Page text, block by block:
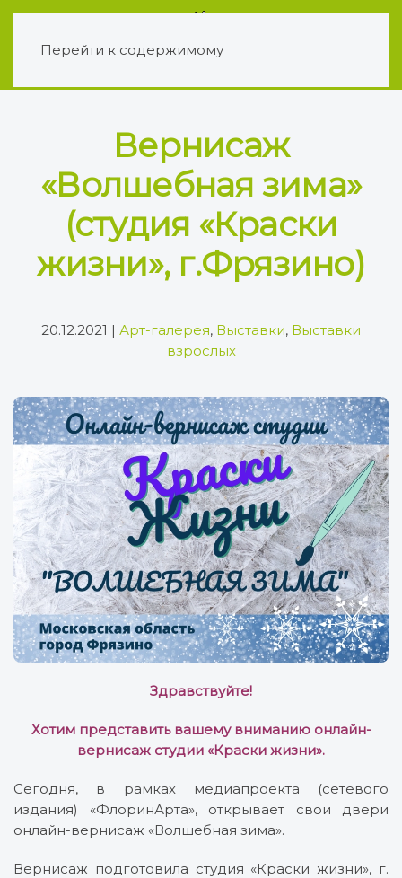
Перейти к содержимому
Вернисаж
«Волшебная зима»
(студия «Краски
жизни», г.Фрязино)
20.12.2021 | Арт-галерея, Выставки, Выставки
взрослых
Здравствуйте!
Хотим представить вашему вниманию онлайн-
вернисаж студии «Краски жизни».
Сегодня, в рамках медиапроекта (сетевого
издания) «ФлоринАрта», открывает свои двери
онлайн-вернисаж «Волшебная зима».
Вернисаж подготовила студия «Краски жизни», г.